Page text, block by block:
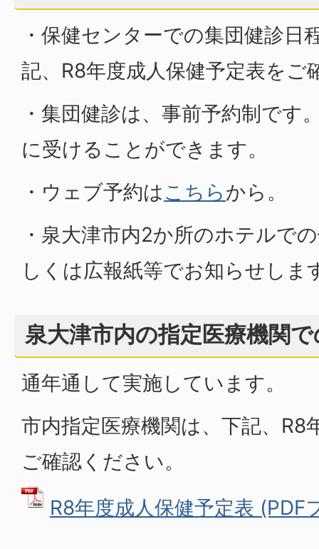
・保健センターでの集団健診日
記、R8年度成人保健予定表をご
・集団健診は、事前予約制です
に受けることができます。
・ウェブ予約はこちらから。
・泉大津市内2か所のホテルで
しくは広報紙等でお知らせしま
泉大津市内の指定医療機関
通年通して実施しています。
市内指定医療機関は、下記、R8
ご確認ください。
R8年度成人保健予定表 (PDF